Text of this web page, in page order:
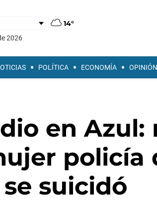
14°
2026
POLÍTICA ECONOMÍA OPINIÓN
en Azul:
policía
suicidó